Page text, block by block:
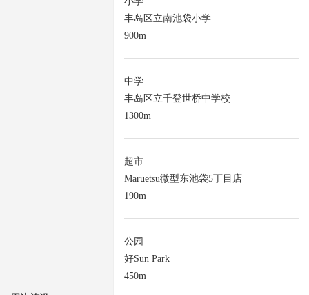
丰岛区立南池袋小学
900m
中学
丰岛区立千登世桥中学校
1300m
超市
Maruetsu微型东池袋5丁目店
190m
公园
好Sun Park
450m